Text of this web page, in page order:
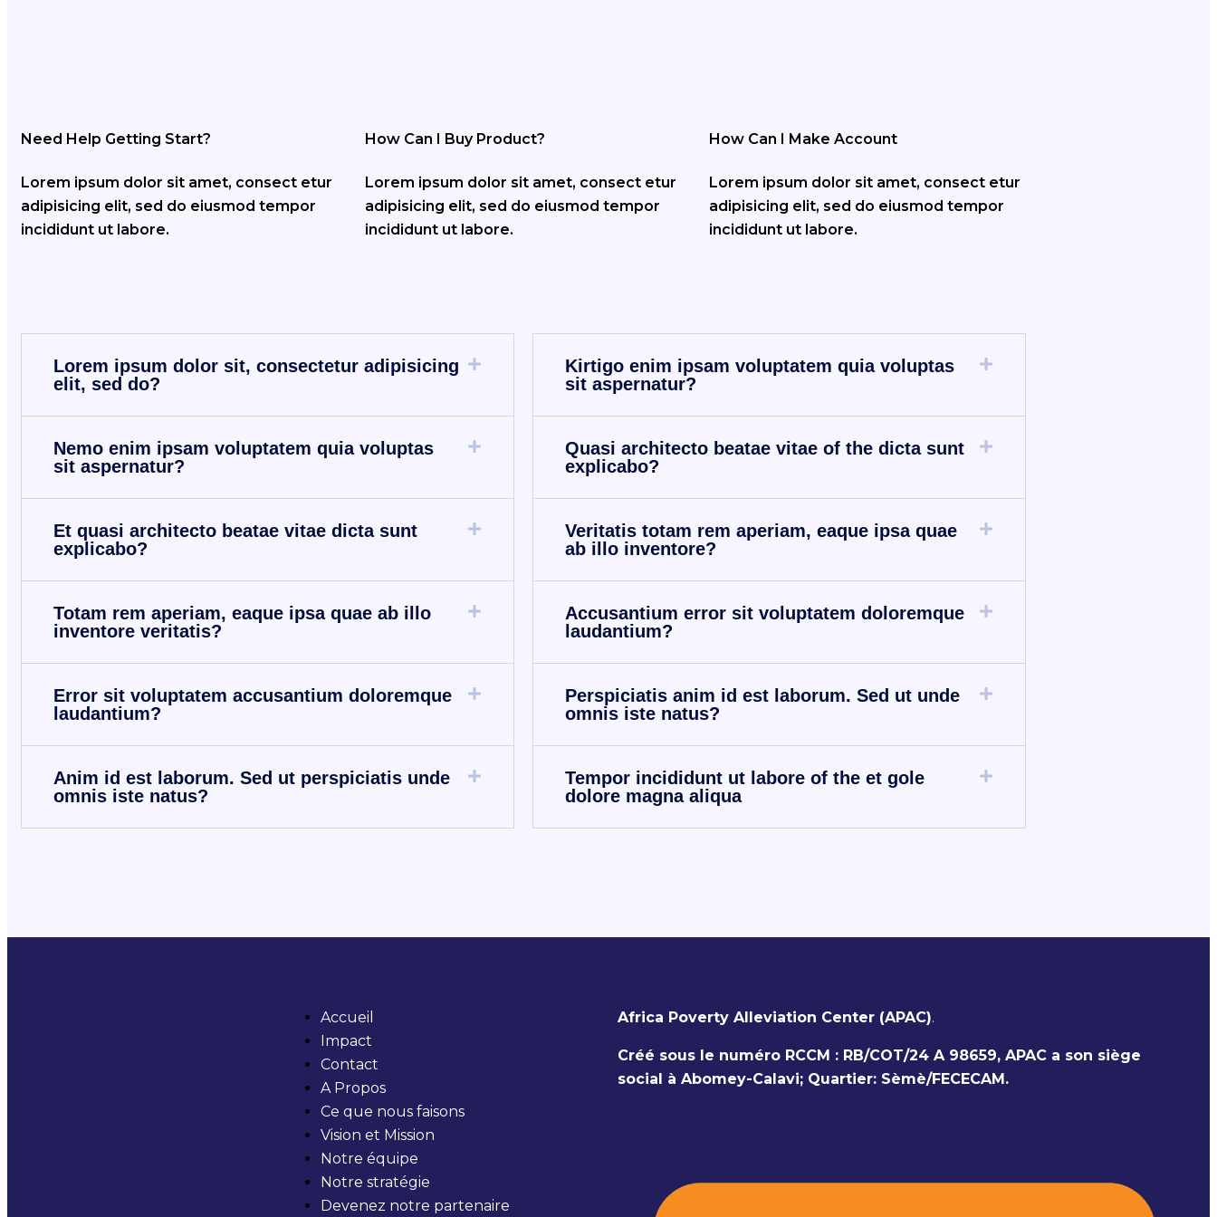
PRODUCTION D'ÉVIDENCES
Agriculture
Need Help Getting Start?
Lorem ipsum dolor sit amet, consect etur
adipisicing elit, sed do eiusmod tempor
incididunt ut labore.
How Can I Buy Product?
Lorem ipsum dolor sit amet, consect etur
adipisicing elit, sed do eiusmod tempor
incididunt ut labore.
How Can I Make Account
Lorem ipsum dolor sit amet, consect etur
adipisicing elit, sed do eiusmod tempor
incididunt ut labore.
Lorem ipsum dolor sit, consectetur adipisicing
elit, sed do?
Nemo enim ipsam voluptatem quia voluptas
sit aspernatur?
Et quasi architecto beatae vitae dicta sunt
explicabo?
Totam rem aperiam, eaque ipsa quae ab illo
inventore veritatis?
Error sit voluptatem accusantium doloremque
laudantium?
Anim id est laborum. Sed ut perspiciatis unde
omnis iste natus?
Kirtigo enim ipsam voluptatem quia voluptas
sit aspernatur?
Quasi architecto beatae vitae of the dicta sunt
explicabo?
Veritatis totam rem aperiam, eaque ipsa quae
ab illo inventore?
Accusantium error sit voluptatem doloremque
laudantium?
Perspiciatis anim id est laborum. Sed ut unde
omnis iste natus?
Tempor incididunt ut labore of the et gole
dolore magna aliqua
Accueil
Impact
Contact
A Propos
Ce que nous faisons
Vision et Mission
Notre équipe
Notre stratégie
Devenez notre partenaire
Africa Poverty Alleviation Center (APAC).
Créé sous le numéro RCCM : RB/COT/24 A 98659, APAC a son siège
social à Abomey-Calavi; Quartier: Sèmè/FECECAM.